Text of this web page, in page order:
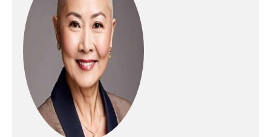
tous vos travaux de
couture pendant les
années à venir et vous
permettra de donner libre
cours à votre créativité !
200 POINTS DE COUTURE :
idéale pour le patchwork et
le quilting car, parmi ses
accessoires, vous trouverez
une table de rallonge aussi.